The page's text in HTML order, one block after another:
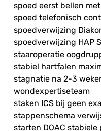
spoed eerst bellen met
spoed telefonisch
spoedverwijzing
spoedverwijzing HAP
staaroperatie
stabiel hartfalen
stagnatie na 2-3
wondexpertiseteam
staken ICS bij geen
stappenschema
starten DOAC stabiele